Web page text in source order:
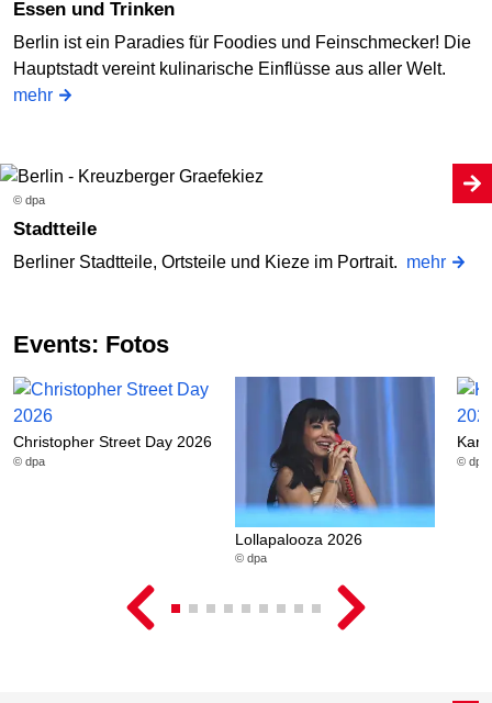
Essen und Trinken
Berlin ist ein Paradies für Foodies und Feinschmecker! Die
Hauptstadt vereint kulinarische Einflüsse aus aller Welt.
mehr
© dpa
Stadtteile
Berliner Stadtteile, Ortsteile und Kieze im Portrait. mehr
Events: Fotos
Christopher Street Day 2026
© dpa
Lollapalooza 2026
© dpa
© dpa